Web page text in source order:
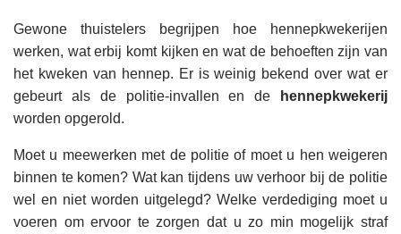
Gewone thuistelers begrijpen hoe hennepkwekerijen
werken, wat erbij komt kijken en wat de behoeften zijn van
het kweken van hennep. Er is weinig bekend over wat er
gebeurt als de politie-invallen en de
hennepkwekerij
worden opgerold.
Moet u meewerken met de politie of moet u hen weigeren
binnen te komen? Wat kan tijdens uw verhoor bij de politie
wel en niet worden uitgelegd? Welke verdediging moet u
voeren om ervoor te zorgen dat u zo min mogelijk straf